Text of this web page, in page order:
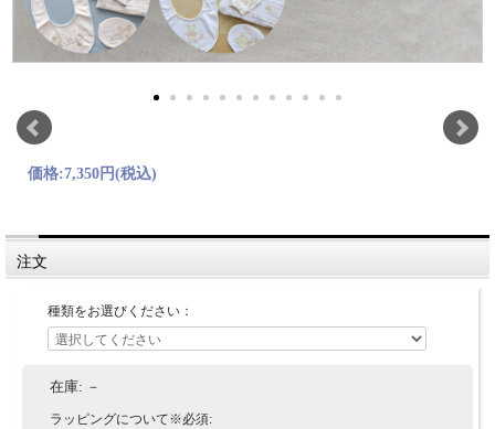
価格:7,350円(税込)
注文
種類をお選びください：
在庫: －
ラッピングについて※必須: